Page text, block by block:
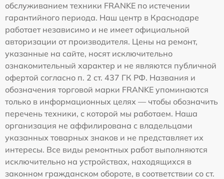
обслуживанием техники FRANKE по истечении
гарантийного периода. Наш центр в Краснодаре
работает независимо и не имеет официальной
авторизации от производителя. Цены на ремонт,
указанные на сайте, носят исключительно
ознакомительный характер и не являются публичной
офертой согласно п. 2 ст. 437 ГК РФ. Названия и
обозначения торговой марки FRANKE упоминаются
только в информационных целях — чтобы обозначить
перечень техники, с которой мы работаем. Наша
организация не аффилирована с владельцами
указанных товарных знаков и не представляет их
интересы. Все виды ремонтных работ выполняются
исключительно на устройствах, находящихся в
законном гражданском обороте, в соответствии со ст.